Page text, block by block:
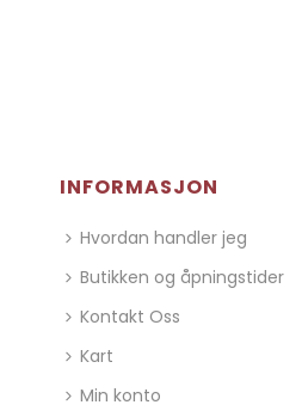
INFORMASJON
Hvordan handler jeg
Butikken og åpningstider
Kontakt Oss
Kart
Min konto